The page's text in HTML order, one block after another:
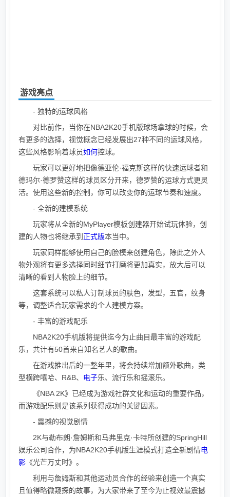
游戏亮点
- 独特的运球风格
对比前作，当你在NBA2K20手机版球场拿球的时候，会
有更多的选择，视觉概念已经发展出27种不同的运球风格，
这些风格影响着球员如何控球。
玩家可以更好地把像德亚伦·福克斯这样的快速运球者和
德玛尔·德罗赞这样的球员区分开来，德罗赞的运球方式更灵
活。使用这些新的控制，你可以改变你的运球节奏和速度。
- 全新的建模系统
玩家将从全新的MyPlayer模板创建器开始试玩体验，创
建的人物也将继承到 正式版本当中。
玩家同样能够使用自己的脸模来创建角色，除此之外人
物外观将有更多选择同时细节打磨将更加真实，放大后可以
清晰的看到人物脸上的细节。
这套系统可以私人订制球员的肤色，发型，五官，纹身
等，调整适合玩家需求的个人建模方案。
- 丰富的游戏配乐
NBA2K20手机版将提供迄今为止曲目最丰富的游戏配
乐，共计有50首来自知名艺人的歌曲。
在游戏推出后的一整年里，将会持续增加额外歌曲，类
型横跨嘻哈、R&B、 电子乐、流行乐和摇滚乐。
《NBA 2K》已经成为游戏社群文化和运动的重要作品，
而游戏配乐则是该系列获得成功的关键因素。
- 震撼的视觉剧情
2K与勒布朗·詹姆斯和马弗里克·卡特所创建的SpringHill
娱乐公司合作，为NBA2K20手机版生涯模式打造全新剧情电
影 《光芒万丈时》。
利用与詹姆斯和其他运动员合作的经验来创造一个真实
且值得略微窥探的故事，为大家带来了至今为止视效最震撼